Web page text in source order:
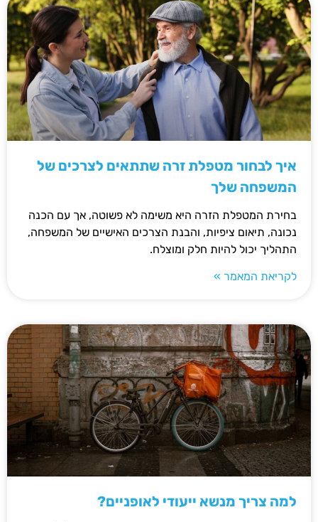
איך לבחור מטפלת זרה שתתאים לצרכים של
המשפחה שלך
בחירת המטפלת הזרה היא משימה לא פשוטה, אך עם הכנה
נכונה, תיאום ציפיות, והבנת הצרכים האישיים של המשפחה,
התהליך יכול להיות חלק ומוצלח.
לקריאת המאמר »
למה צריך מנשא ייעודי לאופניים?